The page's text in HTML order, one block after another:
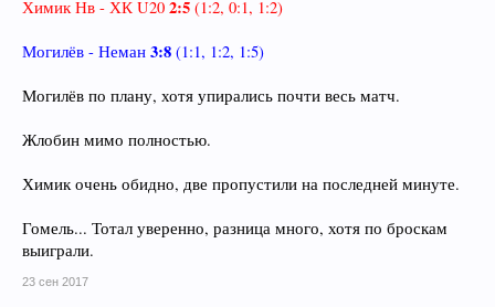
Химик Нв - ХК U20 2:5 (1:2, 0:1, 1:2)
Могилёв - Неман 3:8 (1:1, 1:2, 1:5)
Могилёв по плану, хотя упирались почти весь матч.
Жлобин мимо полностью.
Химик очень обидно, две пропустили на последней минуте.
Гомель... Тотал уверенно, разница много, хотя по броскам
выиграли.
23 сен 2017